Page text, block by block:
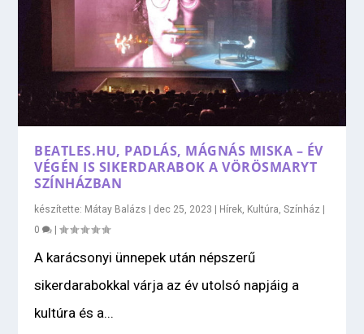
BEATLES.HU, PADLÁS, MÁGNÁS MISKA – ÉV
VÉGÉN IS SIKERDARABOK A VÖRÖSMARYT
SZÍNHÁZBAN
készítette: Mátay Balázs | dec 25, 2023 | Hírek Kultúra ,Színház |
0
|
A karácsonyi ünnepek után népszerű
sikerdarabokkal várja az év utolsó napjáig a
kultúra és a...